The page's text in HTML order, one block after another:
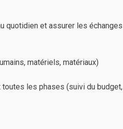
quotidien et assurer les échanges
matériels, matériaux)
les phases (suivi du budget,